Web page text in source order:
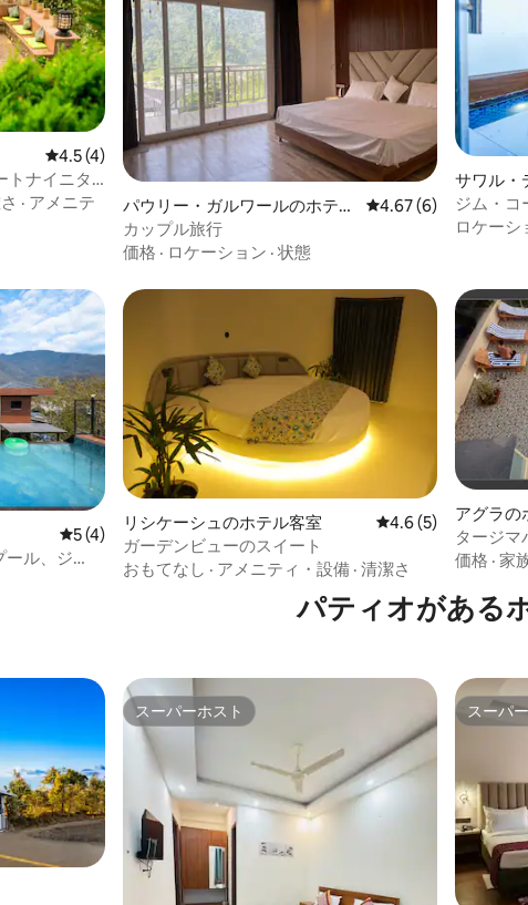
レビュー4件、5つ星中4.5つ星の平均評価
4.5 (4)
トナイニタ
· アメニテ
パウリー・ガルワールのホテル
客室
レビュー6件、5つ星
4.67 (6)
カップル旅行
価格 · ロケーション · 状態
サワル・
客室
ジム・コ
部屋
ロケーシ
レビュー4件、5つ星中5つ星の平均評価
5 (4)
ール、ジ
リシケーシュのホテル客室 レビュー5件、5つ
4.6 (5)
ガーデンビューのスイート
おもてなし · アメニティ・設備 · 清潔さ
アグラの
タージマ
ホテルの
価格 · 家
パティオがある
スーパーホスト
スーパーホスト スーパ
スーパ